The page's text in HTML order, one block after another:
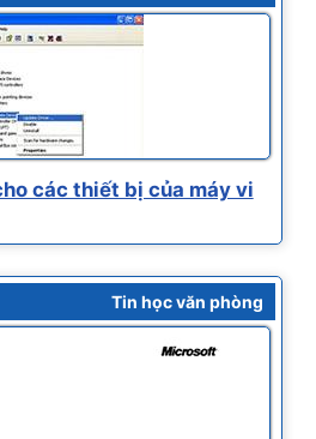
các thiết bị của máy vi
Tin học văn phòng